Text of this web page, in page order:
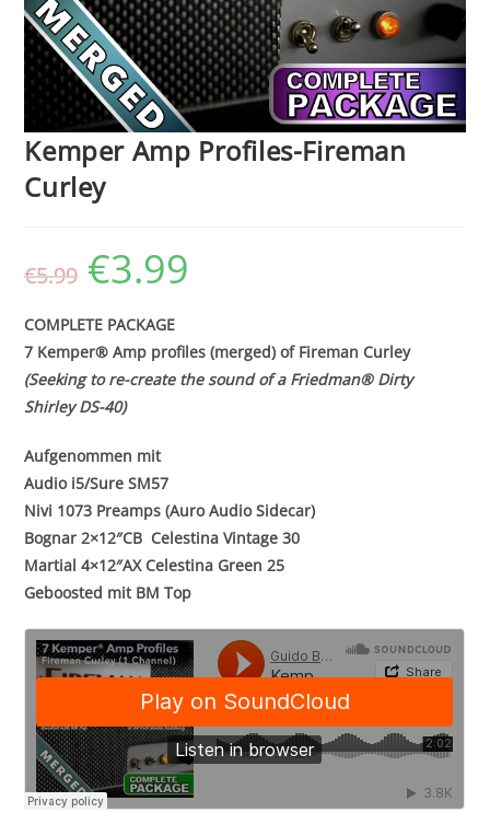
Kemper Amp Profiles-Fireman
Curley
€5.99
Ursprünglicher
Preis
war:
€3.99
COMPLETE PACKAGE
7 Kemper® Amp profiles (merged) of Fireman Curley
(Seeking to re-create the sound of a Friedman® Dirty
Shirley DS-40)
Aufgenommen mit
Audio i5/Sure SM57
Nivi 1073 Preamps (Auro Audio Sidecar)
Bognar 2×12″CB Celestina Vintage 30
Martial 4×12″AX Celestina Green 25
Geboosted mit BM Top